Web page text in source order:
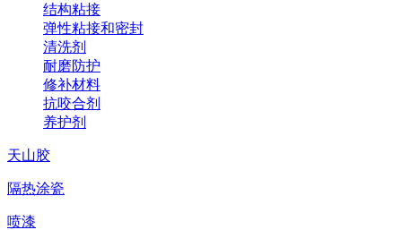
结构粘接
弹性粘接和密封
清洗剂
耐磨防护
修补材料
抗咬合剂
养护剂
天山胶
隔热涂瓷
喷漆